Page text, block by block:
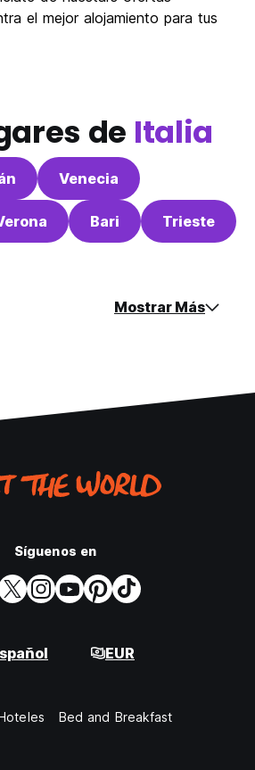
el mejor alojamiento para tus
de Italia
Venecia
Bari Trieste
Mostrar Más
Síguenos en
EUR
Bed and Breakfast